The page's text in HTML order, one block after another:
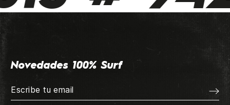
Novedades 100% Surf